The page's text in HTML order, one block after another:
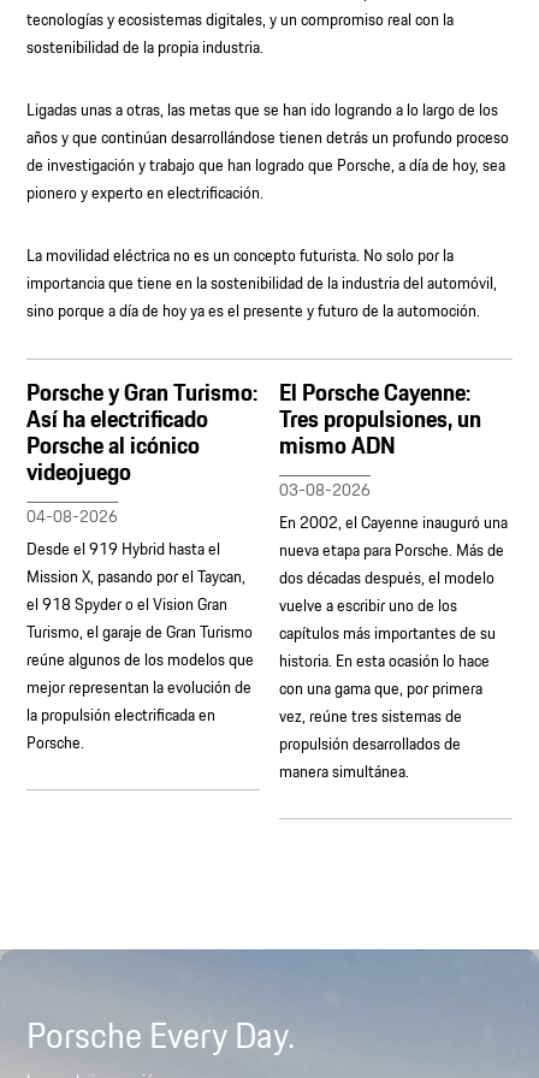
tecnologías y ecosistemas digitales, y un compromiso real con la
sostenibilidad de la propia industria.
Ligadas unas a otras, las metas que se han ido logrando a lo largo de los
años y que continúan desarrollándose tienen detrás un profundo proceso
de investigación y trabajo que han logrado que Porsche, a día de hoy, sea
pionero y experto en electrificación.
La movilidad eléctrica no es un concepto futurista. No solo por la
importancia que tiene en la sostenibilidad de la industria del automóvil,
sino porque a día de hoy ya es el presente y futuro de la automoción.
Porsche y Gran Turismo:
Así ha electrificado
Porsche al icónico
videojuego
04-08-2026
Desde el 919 Hybrid hasta el
Mission X, pasando por el Taycan,
el 918 Spyder o el Vision Gran
Turismo, el garaje de Gran Turismo
reúne algunos de los modelos que
mejor representan la evolución de
la propulsión electrificada en
Porsche.
El Porsche Cayenne:
Tres propulsiones, un
mismo ADN
03-08-2026
En 2002, el Cayenne inauguró una
nueva etapa para Porsche. Más de
dos décadas después, el modelo
vuelve a escribir uno de los
capítulos más importantes de su
historia. En esta ocasión lo hace
con una gama que, por primera
vez, reúne tres sistemas de
propulsión desarrollados de
manera simultánea.
Porsche Every Day.
Porsche Every Day.
Porsche Every Day.
Porsche Every Day.
Porsche Every Day.
Porsche Every Day
Porsche Every Day.